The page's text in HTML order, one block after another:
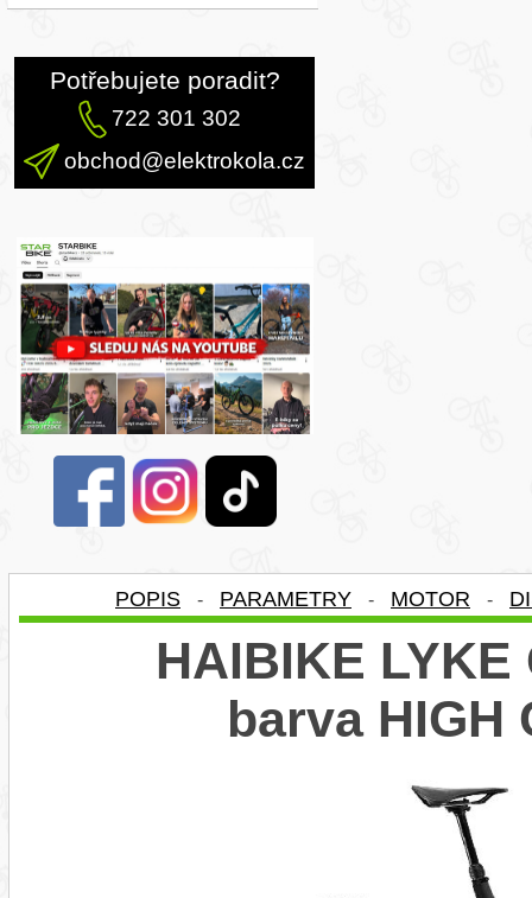
Potřebujete poradit?
722 301 302
obchod@elektrokola.cz
POPIS - PARAMETRY - MOTOR -
HAIBIKE LYKE
barva HIGH